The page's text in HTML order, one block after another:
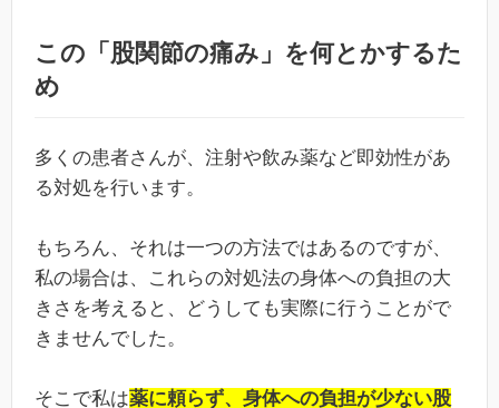
この「股関節の痛み」を何とかするた
め
多くの患者さんが、注射や飲み薬など即効性があ
る対処を行います。
もちろん、それは一つの方法ではあるのですが、
私の場合は、これらの対処法の身体への負担の大
きさを考えると、どうしても実際に行うことがで
きませんでした。
そこで私は薬に頼らず、身体への負担が少ない股